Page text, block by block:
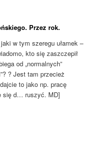
Przez rok.
w tym szeregu ułamek –
kto się zaszczepił
od „normalnych”
? Jest tam przecież
to jako np. pracę
się d… ruszyć. MD]